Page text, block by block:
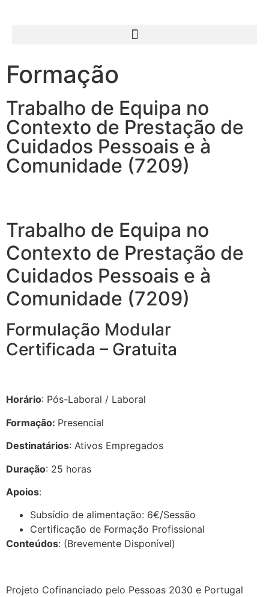
Formação
Trabalho de Equipa no
Contexto de Prestação de
Cuidados Pessoais e à
Comunidade (7209)
Trabalho de Equipa no
Contexto de Prestação de
Cuidados Pessoais e à
Comunidade (7209)
Formulação Modular
Certificada – Gratuita
Horário: Pós-Laboral / Laboral
Formação: Presencial
Destinatários: Ativos Empregados
Duração: 25 horas
Apoios:
Subsídio de alimentação: 6€/Sessão
Certificação de Formação Profissional
Conteúdos: (Brevemente Disponível)
Projeto Cofinanciado pelo Pessoas 2030 e Portugal